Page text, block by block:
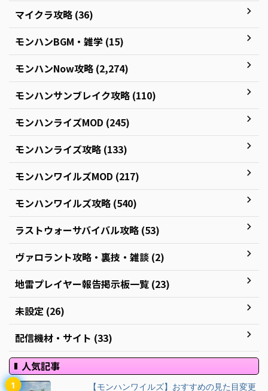
マイクラ攻略 (36)
モンハンBGM・雑学 (15)
モンハンNow攻略 (2,274)
モンハンサンブレイク攻略 (110)
モンハンライズMOD (245)
モンハンライズ攻略 (133)
モンハンワイルズMOD (217)
モンハンワイルズ攻略 (540)
ラストウォーサバイバル攻略 (53)
ヴァロラント攻略・裏技・雑談 (2)
地雷プレイヤー報告掲示板一覧 (23)
未設定 (26)
配信機材・サイト (33)
人気記事
【モンハンワイルズ】おすすめの見た目変更